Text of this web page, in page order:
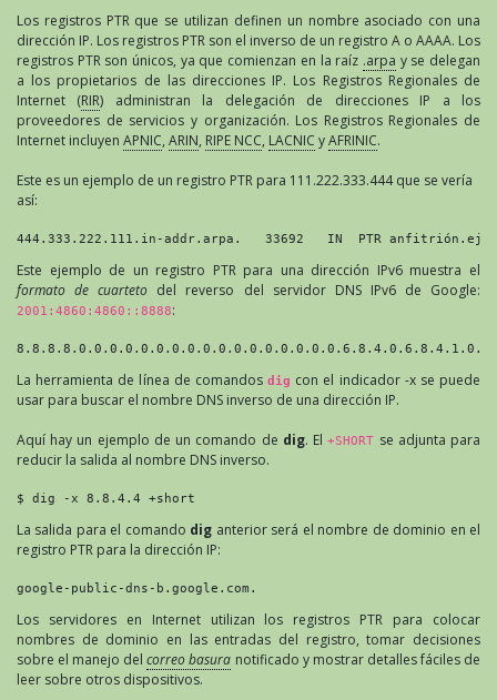
Los registros PTR que se utilizan definen un nombre asociado con una
dirección IP. Los registros PTR son el inverso de un registro A o AAAA. Los
registros PTR son únicos, ya que comienzan en la raíz .arpa y se delegan
a los propietarios de las direcciones IP. Los Registros Regionales de
Internet (RIR) administran la delegación de direcciones IP a los
proveedores de servicios y organización. Los Registros Regionales de
Internet incluyen APNIC, ARIN, RIPE NCC, LACNIC yAFRINIC.
Este es un ejemplo de un registro PTR para 111.222.333.444 que se vería
así:
444.333.222.111.in-addr.arpa.   33692   IN  PTR
Este ejemplo de un registro PTR para una dirección IPv6 muestra el
formato de cuarteto del reverso del servidor DNS IPv6 de Google:
2001:4860:4860::8888:
La herramienta de línea de comandos dig con el indicador -x se puede
usar para buscar el nombre DNS inverso de una dirección IP.
Aquí hay un ejemplo de un comando de dig. El+SHORT se adjunta para
reducir la salida al nombre DNS inverso.
$ dig -x 8.8.4.4 +short
La salida para el comando dig anterior será el nombre de dominio en el
registro PTR para la dirección IP:
google-public-dns-b.google.com.
Los servidores en Internet utilizan los registros PTR para colocar
nombres de dominio en las entradas del registro, tomar decisiones
sobre el manejo delcorreo basura notificado y mostrar detalles fáciles de
leer sobre otros dispositivos.